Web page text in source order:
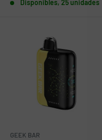
ventaDisponibles, 25 unidades
GEEK BAR